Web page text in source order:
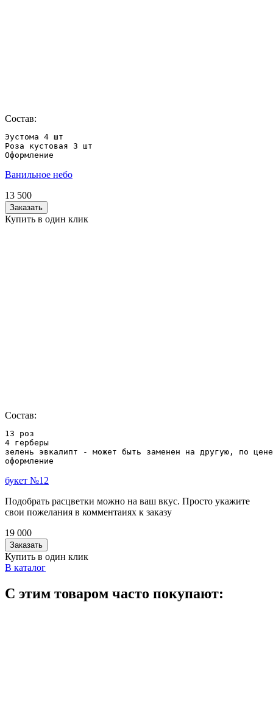
Состав:
Эустома 4 шт
Роза кустовая 3 шт
Оформление
Ванильное небо
13 500
Заказать
Купить в один клик
Состав:
13 роз
4 герберы
зелень эвкалипт - может быть заменен на другую, по
оформление
букет №12
Подобрать расцветки можно на ваш вкус. Просто укажите
свои пожелания в комментаиях к заказу
19 000
Заказать
Купить в один клик
В каталог
С этим товаром часто покупают: